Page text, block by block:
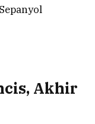
Akhir